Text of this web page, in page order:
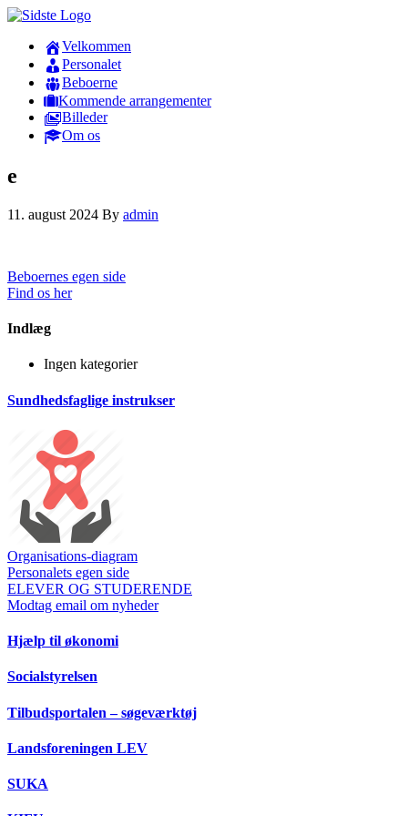
Velkommen
Personalet
Beboerne
Kommende arrangementer
Billeder
Om os
e
11. august 2024 By admin
Beboernes egen side
Find os her
Indlæg
Ingen kategorier
Sundhedsfaglige instrukser
Organisations-diagram
Personalets egen side
ELEVER OG STUDERENDE
Modtag email om nyheder
Hjælp til økonomi
Socialstyrelsen
Tilbudsportalen – søgeværktøj
Landsforeningen LEV
SUKA